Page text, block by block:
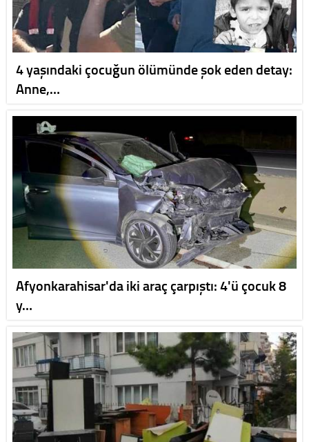
4 yaşındaki çocuğun ölümünde şok eden detay:
Anne,…
Afyonkarahisar'da iki araç çarpıştı: 4'ü çocuk 8
y…